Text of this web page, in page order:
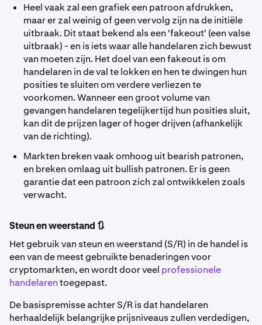
Heel vaak zal een grafiek een patroon afdrukken,
maar er zal weinig of geen vervolg zijn na de initiële
uitbraak. Dit staat bekend als een 'fakeout' (een valse
uitbraak) - en is iets waar alle handelaren zich bewust
van moeten zijn. Het doel van een fakeout is om
handelaren in de val te lokken en hen te dwingen hun
posities te sluiten om verdere verliezen te
voorkomen. Wanneer een groot volume van
gevangen handelaren tegelijkertijd hun posities sluit,
kan dit de prijzen lager of hoger drijven (afhankelijk
van de richting).
Markten breken vaak omhoog uit bearish patronen,
en breken omlaag uit bullish patronen. Er is geen
garantie dat een patroon zich zal ontwikkelen zoals
verwacht.
Steun en weerstand 🔃
Het gebruik van steun en weerstand (S/R) in de handel is
een van de meest gebruikte benaderingen voor
cryptomarkten, en wordt door veel professionele
handelarentoegepast.
De basispremisse achter S/R is dat handelaren
herhaaldelijk belangrijke prijsniveaus zullen verdedigen,